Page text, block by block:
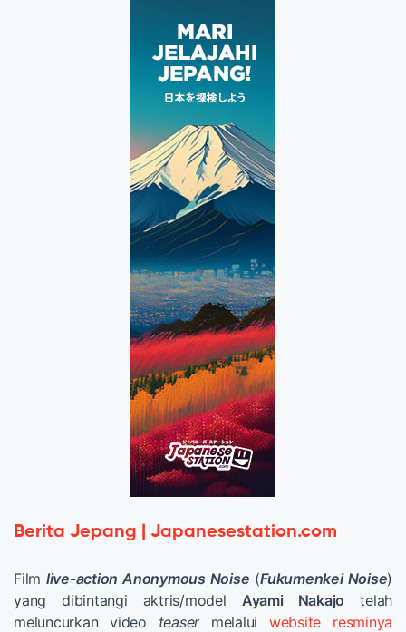
Berita Jepang | Japanesestation.com
Film live-action Anonymous Noise (Fukumenkei Noise)
yang dibintangi aktris/model Ayami Nakajo telah
meluncurkan video teasermelalui website resminya